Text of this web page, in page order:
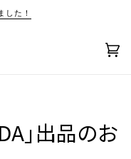
した！
カ(0)
」出品のお